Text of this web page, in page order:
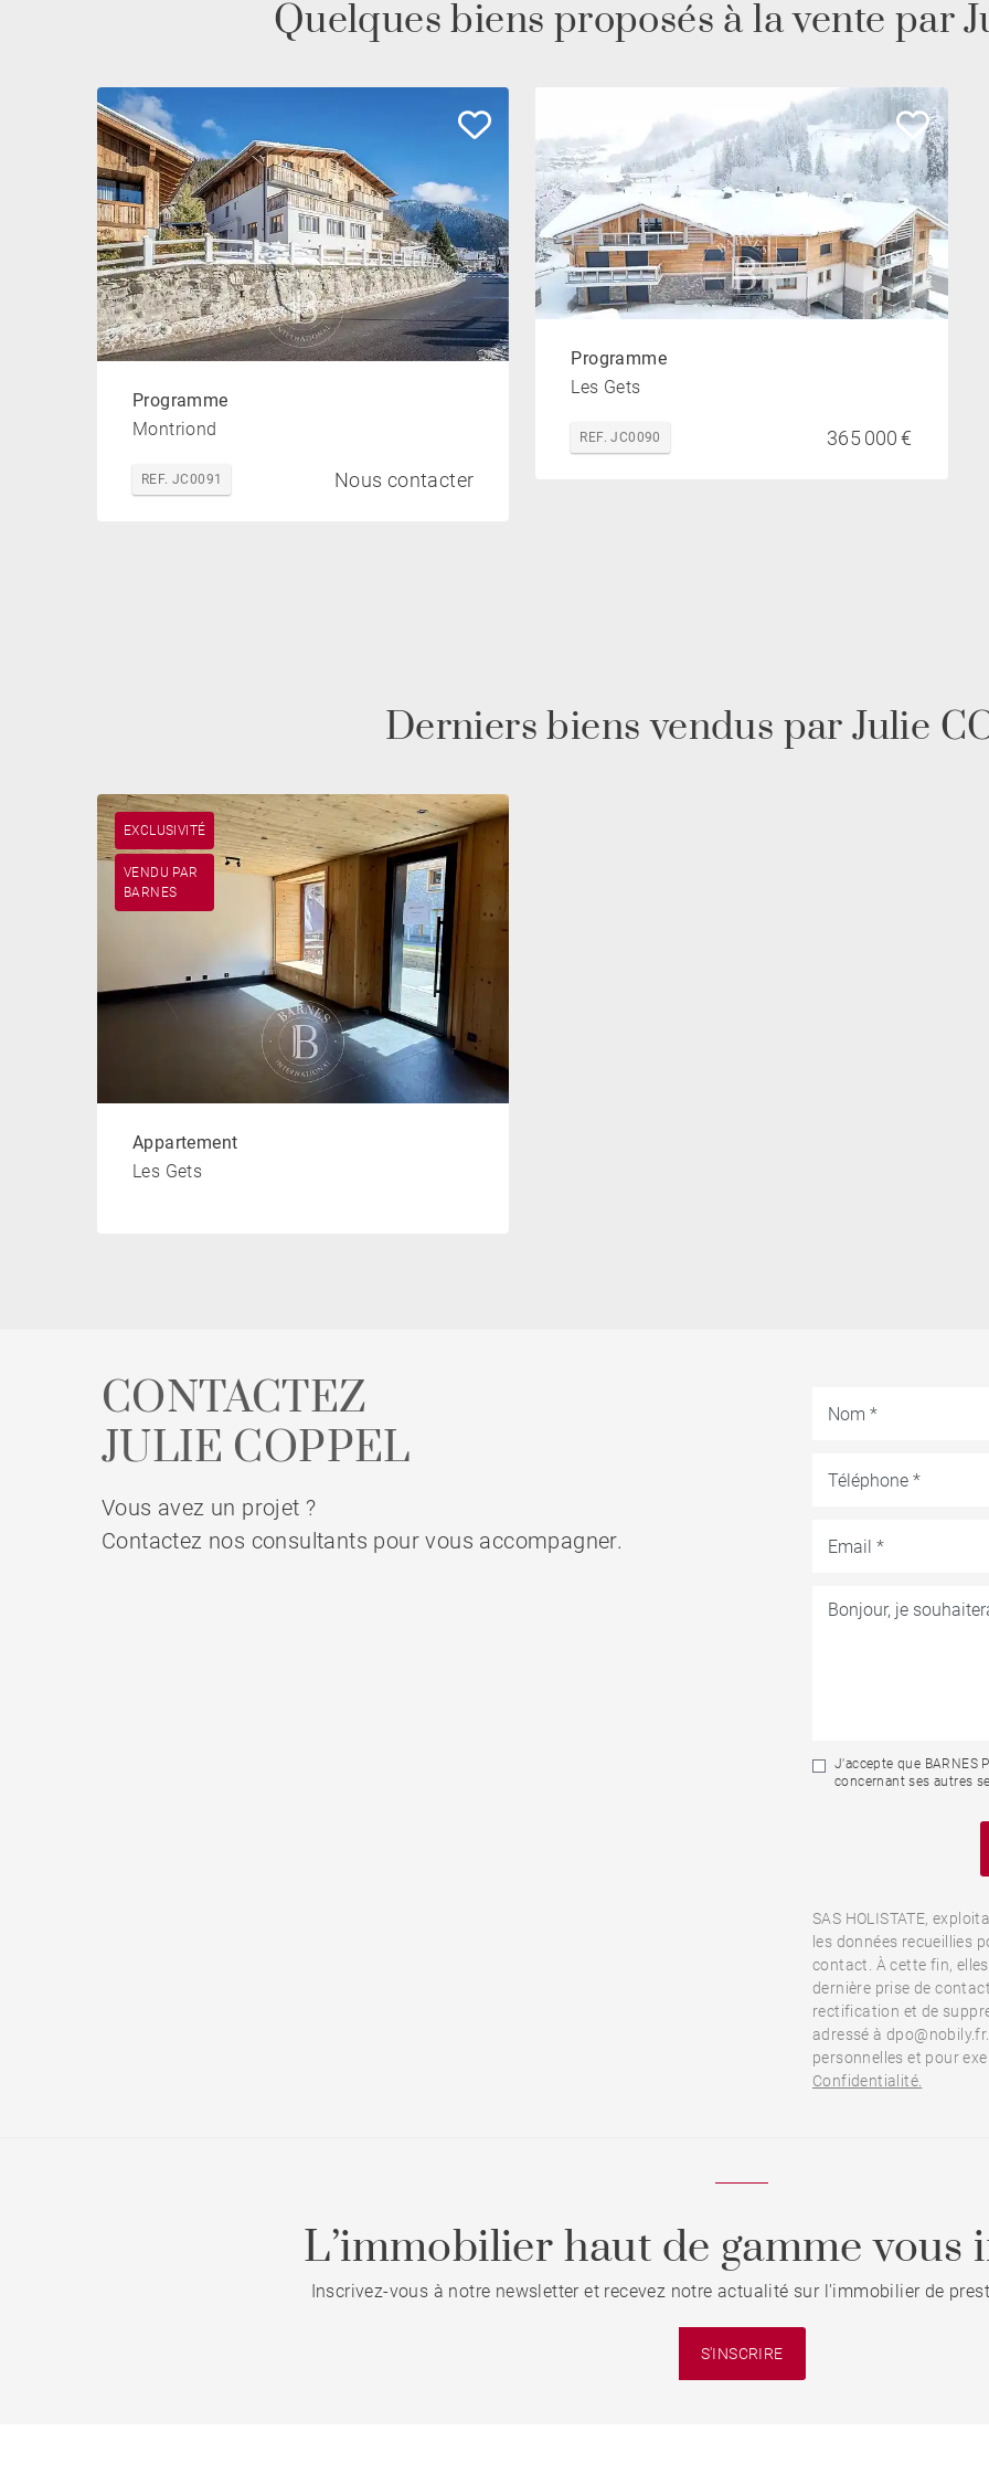
Quelques biens proposés à la vente par
Programme
Montriond
REF. JC0091 Nous contacter
Programme
Les Gets
REF. JC0090 365 000 €
Derniers biens vendus par Julie
EXCLUSIVITÉ
VENDU PAR
BARNES
Appartement
Les Gets
CONTACTEZ
JULIE COPPEL
Vous avez un projet ?
Contactez nos consultants pour vous accompagner.
J'accepte que BARNES
concernant ses autres
SAS HOLISTATE,
les données recueillies
contact. À cette fin,
dernière prise de
rectification et de
adressé à
personnelles et pour
Confidentialité.
L’immobilier haut de gamme vous
Inscrivez-vous à notre newsletter et recevez notre actualité sur l'immobilier de
S'INSCRIRE